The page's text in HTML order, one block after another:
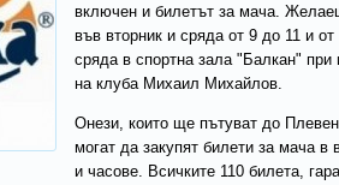
включен и билетът за мача.
във вторник и сряда от 9 до 11 и
сряда в спортна зала "Балкан" при
на клуба Михаил Михайлов.
Онези, които ще пътуват до
могат да закупят билети за мача в
и часове. Всичките 110 билета,